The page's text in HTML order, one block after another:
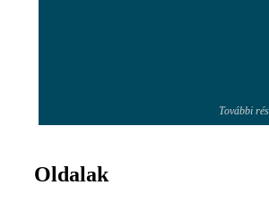
További
Oldalak